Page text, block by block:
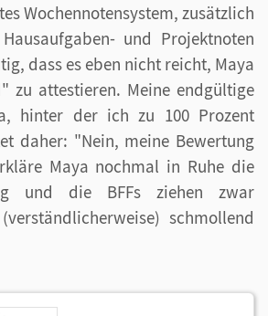
Wochennotensystem, zusätzlich
und Projektnoten
dass es eben nicht reicht, Maya
zu attestieren. Meine endgültige
hinter der ich zu 100 Prozent
daher: "Nein, meine Bewertung
Maya nochmal in Ruhe die
und die BFFs ziehen zwar
schmollend